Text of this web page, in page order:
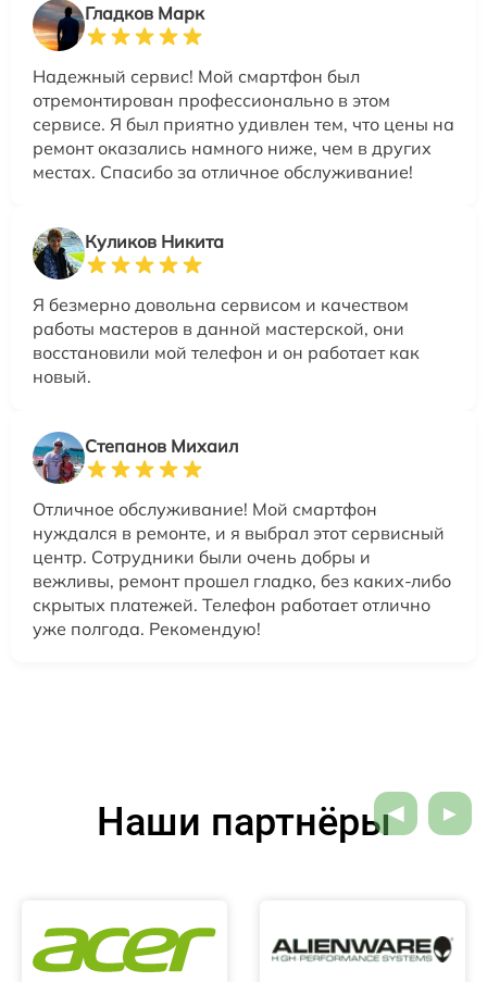
Гладков Марк
Надежный сервис! Мой смартфон был
отремонтирован профессионально в этом
сервисе. Я был приятно удивлен тем, что цены на
ремонт оказались намного ниже, чем в других
местах. Спасибо за отличное обслуживание!
Куликов Никита
Я безмерно довольна сервисом и качеством
работы мастеров в данной мастерской, они
восстановили мой телефон и он работает как
новый.
Степанов Михаил
Отличное обслуживание! Мой смартфон
нуждался в ремонте, и я выбрал этот сервисный
центр. Сотрудники были очень добры и
вежливы, ремонт прошел гладко, без каких-либо
скрытых платежей. Телефон работает отлично
уже полгода. Рекомендую!
Наши партнёры